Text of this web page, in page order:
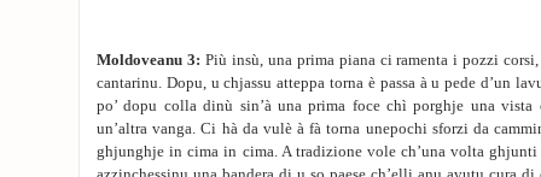
Moldoveanu 3: Più insù, una prima piana ci ramenta i pozzi
cantarinu. Dopu, u chjassu atteppa torna è passa à u pede d’un
po’ dopu colla dinù sin’à una prima foce chì porghje una vista
un’altra vanga. Ci hà da vulè à fà torna unepochi sforzi da
ghjunghje in cima in cima. A tradizione vole ch’una volta